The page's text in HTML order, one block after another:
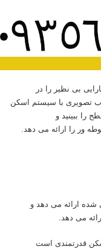
بی نظیر را در
تصویری با سیستم اسکن
را ببینید و
ور را ارائه می دهد.
شده ارائه می دهد و
می دهد.
قدرتمندی است